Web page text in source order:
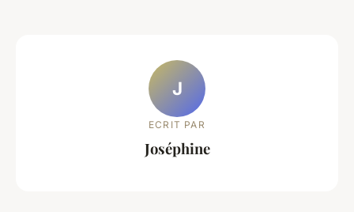
J
ECRIT PAR
Joséphine